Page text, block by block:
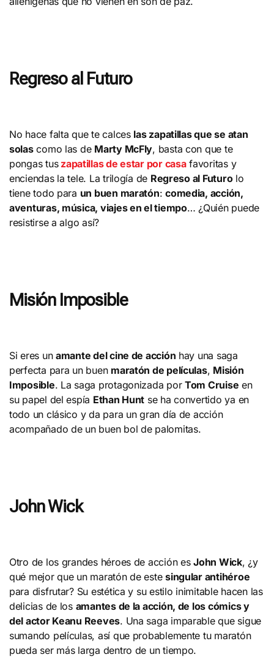
Regreso al Futuro
No hace falta que te calces las zapatillas que se atan
solascomo las de Marty McFly, basta con que te
pongas tus zapatillas de estar por casafavoritas y
enciendas la tele. La trilogía de Regreso al Futurolo
tiene todo para un buen maratón:comedia, acción,
aventuras, música, viajes en el tiempo… ¿Quién puede
resistirse a algo así?
Misión Imposible
Si eres unamante del cine de acción hay una saga
perfecta para un buen maratón de películas, Misión
Imposible. La saga protagonizada porTom Cruise en
su papel del espía Ethan Hunt se ha convertido ya en
todo un clásico y da para un gran día de acción
acompañado de un buen bol de palomitas.
John Wick
Otro de los grandes héroes de acción esJohn Wick, ¿y
qué mejor que un maratón de estesingular antihéroe
para disfrutar? Su estética y su estilo inimitable hacen las
delicias de los amantes de la acción, de los cómics y
del actor Keanu Reeves. Una saga imparable que sigue
sumando películas, así que probablemente tu maratón
pueda ser más larga dentro de un tiempo.